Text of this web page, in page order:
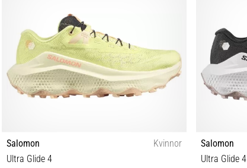
Salomon
Kvinnor
Ultra Glide 4
Salomon
Ultra Glide 4